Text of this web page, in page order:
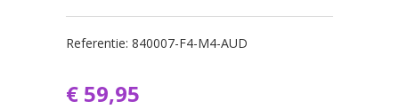
Referentie: 840007-F4-M4-AUD
€ 59,95